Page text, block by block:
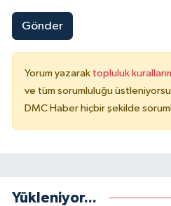
Gönder
Yorum yazarak topluluk
ve tüm sorumluluğu
DMC Haber hiçbir şekilde
Yükleniyor...